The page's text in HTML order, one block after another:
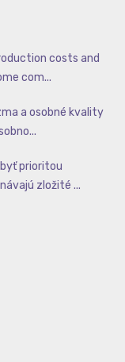
costs and
com...
a osobné kvality
prioritou
zložité ...